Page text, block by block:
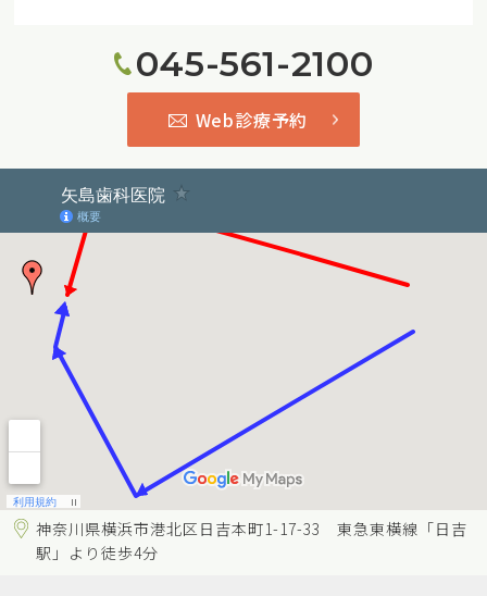
045-561-2100
Web診療予約
神奈川県横浜市港北区日吉本町1-17-33 東急東横線「日吉
駅」より徒歩4分